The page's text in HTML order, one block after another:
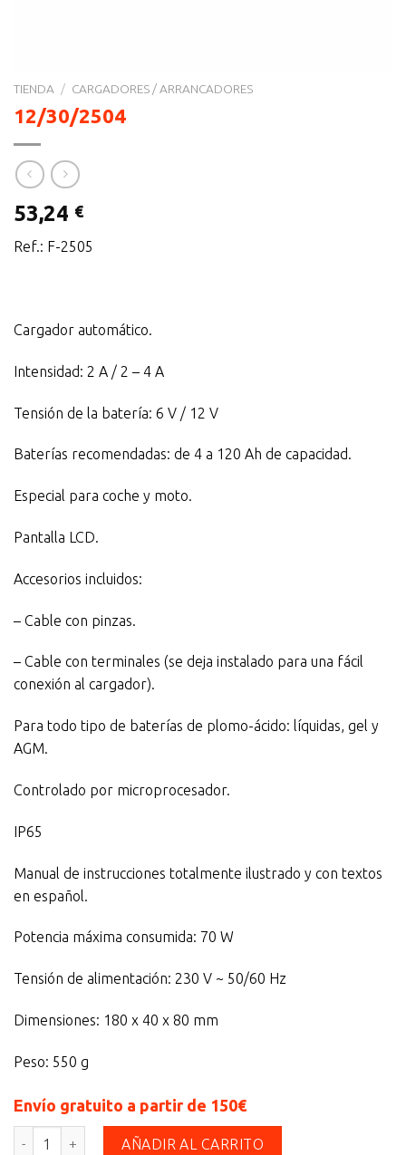
TIENDA / CARGADORES / ARRANCADORES
12/30/2504
53,24 €
Ref.: F-2505
Cargador automático.
Intensidad: 2 A / 2 – 4 A
Tensión de la batería: 6 V / 12 V
Baterías recomendadas: de 4 a 120 Ah de capacidad.
Especial para coche y moto.
Pantalla LCD.
Accesorios incluidos:
– Cable con pinzas.
– Cable con terminales (se deja instalado para una fácil
conexión al cargador).
Para todo tipo de baterías de plomo-ácido: líquidas, gel y
AGM.
Controlado por microprocesador.
IP65
Manual de instrucciones totalmente ilustrado y con textos
en español.
Potencia máxima consumida: 70 W
Tensión de alimentación: 230 V ~ 50/60 Hz
Dimensiones: 180 x 40 x 80 mm
Peso: 550 g
Envío gratuito a partir de 150€
12/30/2504 cantidad
AÑADIR AL CARRITO